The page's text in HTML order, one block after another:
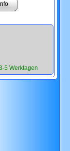
5 Werktagen